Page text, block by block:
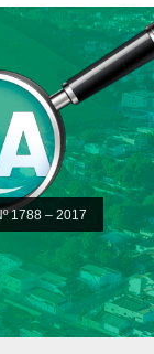
1788 – 2017